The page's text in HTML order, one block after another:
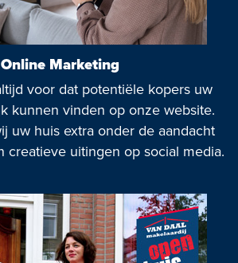
Online Marketing
voor dat potentiële kopers uw
kunnen vinden op onze website.
uw huis extra onder de aandacht
creatieve uitingen op social media.